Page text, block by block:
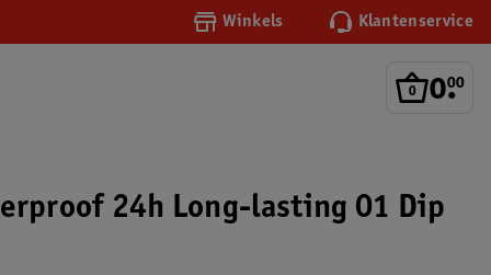
Winkels Klantenservice
0.
00
24h Long-lasting 01 Dip